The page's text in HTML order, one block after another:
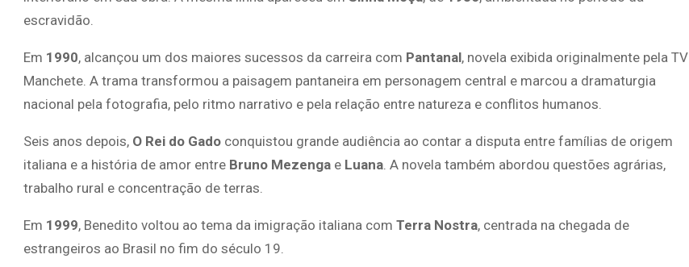
escravidão.
Em 1990, alcançou um dos maiores sucessos da carreira com Pantanal, novela exibida originalmente pela TV
Manchete. A trama transformou a paisagem pantaneira em personagem central e marcou a dramaturgia
nacional pela fotografia, pelo ritmo narrativo e pela relação entre natureza e conflitos humanos.
Seis anos depois, O Rei do Gado conquistou grande audiência ao contar a disputa entre famílias de origem
italiana e a história de amor entre Bruno Mezenga e Luana . A novela também abordou questões agrárias,
trabalho rural e concentração de terras.
Em 1999, Benedito voltou ao tema da imigração italiana com Terra Nostra, centrada na chegada de
estrangeiros ao Brasil no fim do século 19.